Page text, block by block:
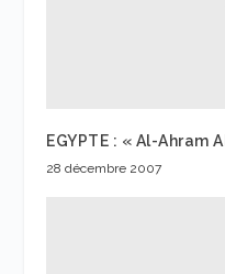
EGYPTE : « Al-Ahram
28 décembre 2007